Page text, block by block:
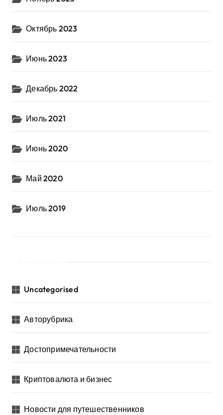
Октябрь 2023
Июнь 2023
Декабрь 2022
Июль 2021
Июнь 2020
Май 2020
Июль 2019
Uncategorised
Авторубрика
Достопримечательности
Криптовалюта и бизнес
Новости для путешественников